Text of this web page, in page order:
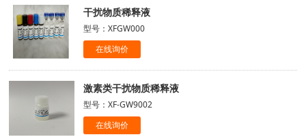
干扰物质稀释液
型号：XFGW000
在线询价
激素类干扰物质稀释液
型号：XF-GW9002
在线询价